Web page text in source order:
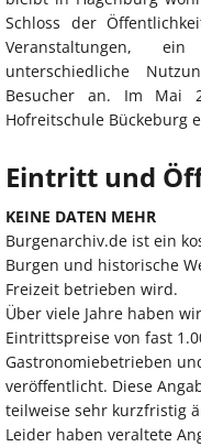
Schloss der
Veranstaltungen,
unterschiedliche
Besucher an. Im Mai
Hofreitschule Bückeburg
Eintritt und
KEINE DATEN MEHR
Burgenarchiv.de ist ein
Burgen und historische
Freizeit betrieben wird.
Über viele Jahre haben
Eintrittspreise von fast
Gastronomiebetrieben
veröffentlicht. Diese
teilweise sehr kurzfristig
Leider haben veraltete